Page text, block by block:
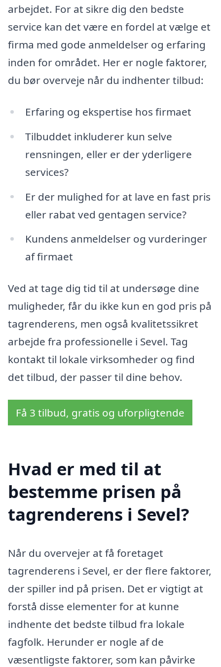
arbejdet. For at sikre dig den bedste
service kan det være en fordel at vælge et
firma med gode anmeldelser og erfaring
inden for området. Her er nogle faktorer,
du bør overveje når du indhenter tilbud:
Erfaring og ekspertise hos firmaet
Tilbuddet inkluderer kun selve
rensningen, eller er der yderligere
services?
Er der mulighed for at lave en fast pris
eller rabat ved gentagen service?
Kundens anmeldelser og vurderinger
af firmaet
Ved at tage dig tid til at undersøge dine
muligheder, får du ikke kun en god pris på
tagrenderens, men også kvalitetssikret
arbejde fra professionelle i Sevel. Tag
kontakt til lokale virksomheder og find
det tilbud, der passer til dine behov.
Få 3 tilbud, gratis og uforpligtende
Hvad er med til at
bestemme prisen på
tagrenderens i Sevel?
Når du overvejer at få foretaget
tagrenderens i Sevel, er der flere faktorer,
der spiller ind på prisen. Det er vigtigt at
forstå disse elementer for at kunne
indhente det bedste tilbud fra lokale
fagfolk. Herunder er nogle af de
væsentligste faktorer, som kan påvirke